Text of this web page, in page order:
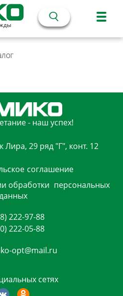
- наш успех!
Лира, 29 ряд "Г", конт. 12
соглашение
обработки персональных
сетях
222-97-88
222-05-88
opt@mail.ru